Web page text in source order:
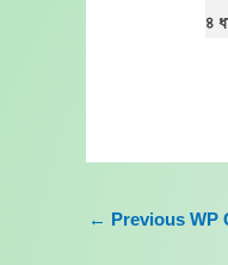
৪
← Previous WP